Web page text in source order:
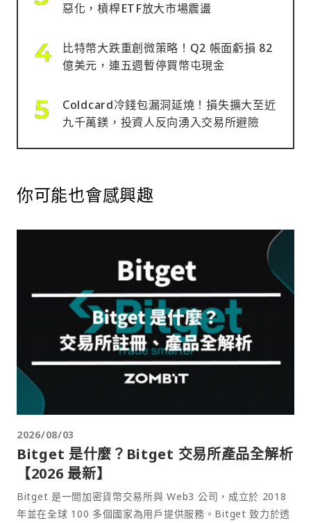
惡化，槓桿ETF放大市場震盪
比特幣大跌重創微策略！Q2 帳面虧損 82
億美元，連五週暫停買幣屯現金
Coldcard冷錢包漏洞延燒！損失擴大至近
九千萬鎂，投資人反向湧入交易所避險
你可能也會感興趣
2026/08/03
Bitget 是什麼？Bitget 交易所產品全解析
【2026 最新】
Bitget 是一間加密貨幣交易所與 Web3 公司，成立於 2018
年並在全球 100 多個國家為用戶提供服務。Bitget 致力於透